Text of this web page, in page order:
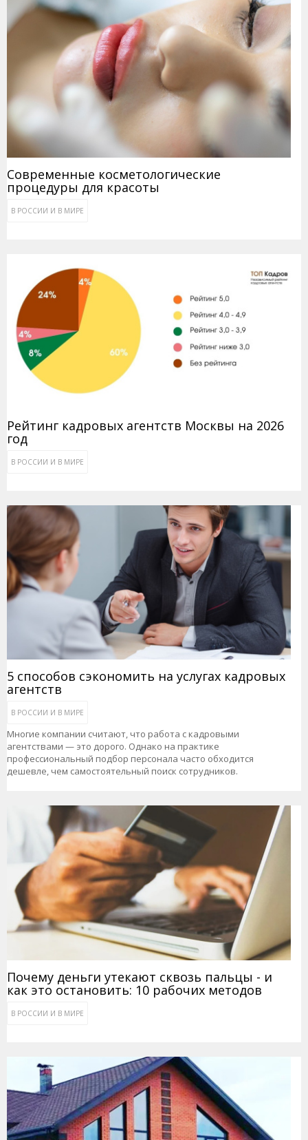
Современные косметологические
процедуры для красоты
В РОССИИ И В МИРЕ
Рейтинг кадровых агентств Москвы на 2026
год
В РОССИИ И В МИРЕ
5 способов сэкономить на услугах кадровых
агентств
В РОССИИ И В МИРЕ
Многие компании считают, что работа с кадровыми
агентствами — это дорого. Однако на практике
профессиональный подбор персонала часто обходится
дешевле, чем самостоятельный поиск сотрудников.
Почему деньги утекают сквозь пальцы - и
как это остановить: 10 рабочих методов
В РОССИИ И В МИРЕ